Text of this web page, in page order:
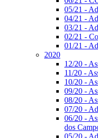
05/21 -
04/21 -
03/21 -
02/21 -
01/21 -
2020
12/20 -
11/20 -
10/20 -
09/20 -
08/20 -
07/20 -
06/20 -
dos
05/20 -